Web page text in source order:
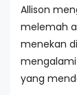
Allison
melemah
menekan
yang